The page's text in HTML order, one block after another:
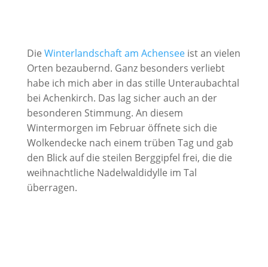
Die Winterlandschaft am Achenseeist an vielen
Orten bezaubernd. Ganz besonders verliebt
habe ich mich aber in das stille Unteraubachtal
bei Achenkirch. Das lag sicher auch an der
besonderen Stimmung. An diesem
Wintermorgen im Februar öffnete sich die
Wolkendecke nach einem trüben Tag und gab
den Blick auf die steilen Berggipfel frei, die die
weihnachtliche Nadelwaldidylle im Tal
überragen.